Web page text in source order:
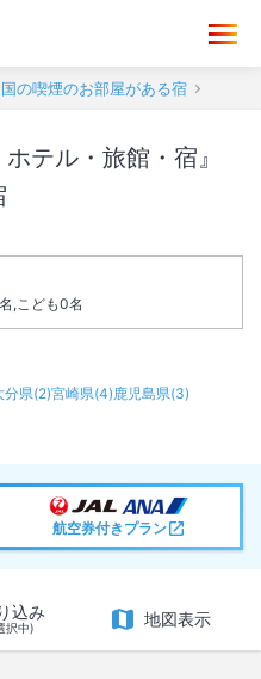
の喫煙のお部屋がある宿
テル・旅館・宿』
,こども0名
分県(2)宮崎県(4)鹿児島県(3)
航空券付きプラン
込み
択中) 地図表示